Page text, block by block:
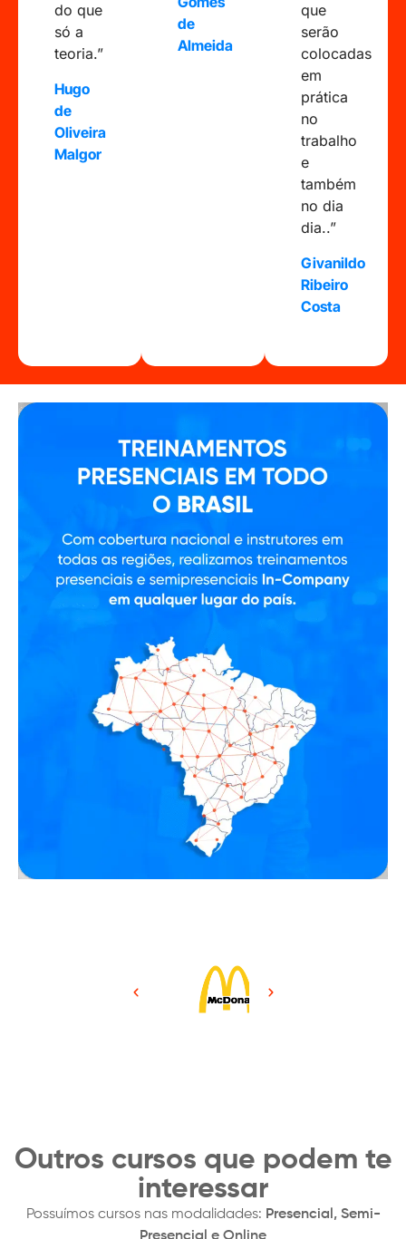
do que
só a
teoria.”
Hugo
de
Oliveira
Malgor
de
Almeida
que
serão
colocadas
em
prática
no
trabalho
e
também
no dia
dia..”
Givanildo
Ribeiro
Costa
Outros cursos que podem te
interessar
Possuímos cursos nas modalidades: Presencial, Semi-